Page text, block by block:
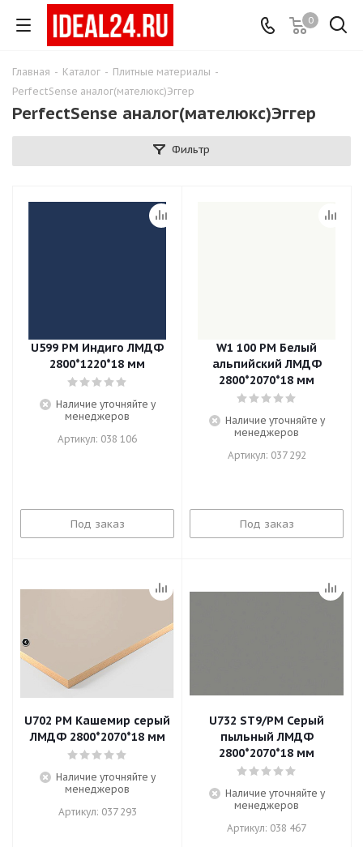
0
Главная - Каталог - Плитные материалы -
PerfectSense аналог(мателюкс)Эггер
PerfectSense аналог(мателюкс)Эггер
Фильтр
U599 PM Индиго ЛМДФ
2800*1220*18 мм
Наличие уточняйте у
менеджеров
Артикул: 038 106
Под заказ
W1 100 PM Белый
альпийский ЛМДФ
2800*2070*18 мм
Наличие уточняйте у
менеджеров
Артикул: 037 292
Под заказ
U702 PM Кашемир серый
ЛМДФ 2800*2070*18 мм
Наличие уточняйте у
менеджеров
Артикул: 037 293
U732 ST9/PM Серый
пыльный ЛМДФ
2800*2070*18 мм
Наличие уточняйте у
менеджеров
Артикул: 038 467